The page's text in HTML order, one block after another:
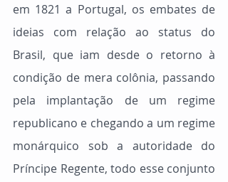
em 1821 a Portugal, os embates de
ideias com relação ao status do
Brasil, que iam desde o retorno à
condição de mera colônia, passando
pela implantação de um regime
republicano e chegando a um regime
monárquico sob a autoridade do
Príncipe Regente, todo esse conjunto